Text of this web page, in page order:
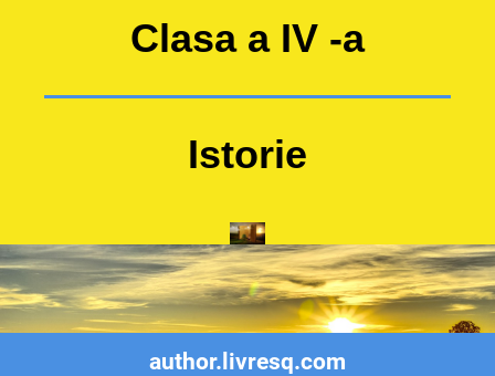
Clasa a IV -a
Istorie
author.livresq.com